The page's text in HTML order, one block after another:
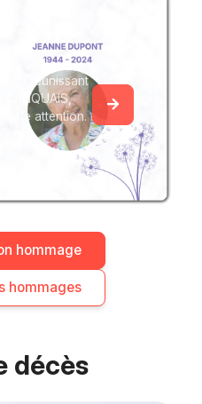
en réunissant
attention.
hommage
hommages
décès